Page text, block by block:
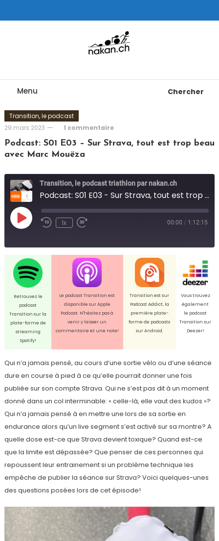
To
Menu Chercher
Transition, le podcast
29 mars 2023
1 commentaire
Podcast: S01 E03 – Sur Strava, tout est trop beau
avec Marc Mouëza
Transition, le podcast triathlon par nakan.ch
Podcast: S01 E03 - Sur Strava, tout est trop beau avec Marc Mouëza
Play
Episode 1x 00:00 / 1:12:15
Retrouvez le
podcast
Transition sur la
plate-forme de
streaming
Spotify!
Le podcast Transition est
disponible sur Apple
Podcast. N'hésitez pas à
venir y laisser un
commentaire et une note!
Transition est sur
Podcast Addict, la
première plate-
forme de podcasts
sur Android.
Vous trouvez
également
le podcast
Transition sur
Deezer!
Qui n’a jamais pensé, au cours d’une sortie vélo ou d’une séance
dure en course à pied à ce qu’elle pourrait donner une fois
publiée sur son compte Strava. Qui ne s’est pas dit à un moment
donné dans un col interminable: « celle-là, elle vaut des kudos »?
Qui n’a jamais pensé à en mettre une lors de sa sortie en
endurance alors qu’un live segment s’est activé sur sa montre? A
quelle dose est-ce que Strava devient toxique? Quand est-ce
que la limite est dépassée? Que penser de ces personnes qui
repoussent leur entrainement si un problème technique les
empêche de publier la séance sur Strava? Voici quelques-unes
des questions posées lors de cet épisode!